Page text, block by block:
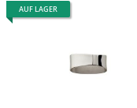
AUF LAGER